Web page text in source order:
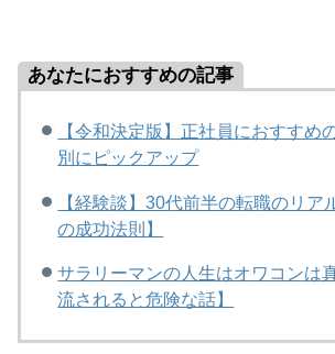
あなたにおすすめの記事
【令和決定版】正社員におすすめ
別にピックアップ
【経験談】30代前半の転職のリア
の成功法則】
サラリーマンの人生はオワコンは
流されると危険な話】